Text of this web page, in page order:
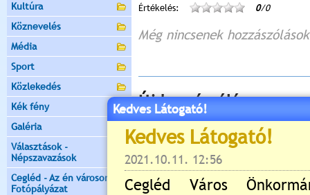
Kultúra
Köznevelés
Média
Sport
Közlekedés
Kék fény
Galéria
Választások -
Népszavazások
Cegléd - Az én városom -
Fotópályázat
Értékelés: 0/0
Még nincsenek hozzászólások
Új hozzászólás:
Kérjük jelentkezzen be,
Kedves Látogató!